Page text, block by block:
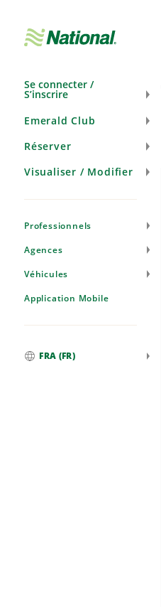
navigation
Se connecter /
S’inscrire
Emerald Club
Réserver
Visualiser / Modifier
Professionnels
Agences
Véhicules
Application Mobile
FRA (FR)